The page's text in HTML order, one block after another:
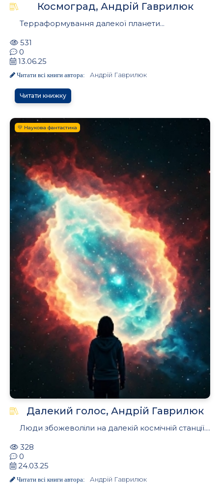
Космоград, Андрій Гаврилюк
Терраформування далекої планети...
531
0
13.06.25
Читати всі книги автора: Андрій Гаврилюк
Читати книжку
💛 Наукова фантастика
Далекий голос, Андрій Гаврилюк
Люди збожеволіли на далекій космічній станції....
328
0
24.03.25
Читати всі книги автора: Андрій Гаврилюк